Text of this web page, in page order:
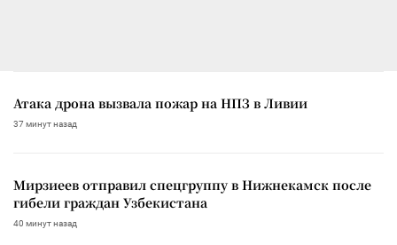
Атака дрона вызвала пожар на НПЗ в Ливии
37 минут назад
Мирзиеев отправил спецгруппу в Нижнекамск после
гибели граждан Узбекистана
40 минут назад